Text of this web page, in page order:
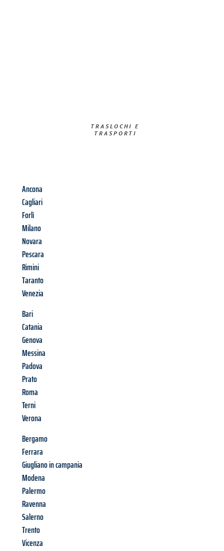
TRASLOCHI E
TRASPORTI​
Ancona
Cagliari
Forlì
Milano
Novara
Pescara
Rimini
Taranto
Venezia
Bari
Catania
Genova
Messina
Padova
Prato
Roma
Terni
Verona
Bergamo
Ferrara
Giugliano in campania
Modena
Palermo
Ravenna
Salerno
Trento
Vicenza